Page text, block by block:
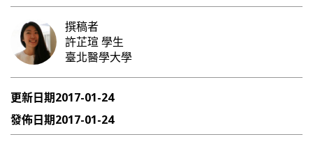
撰稿者
許芷瑄 學生
臺北醫學大學
更新日期2017-01-24
發佈日期2017-01-24